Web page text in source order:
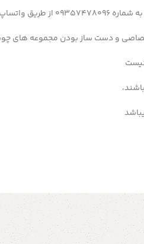
پیام بدید
و دست ساز بودن مجموعه های